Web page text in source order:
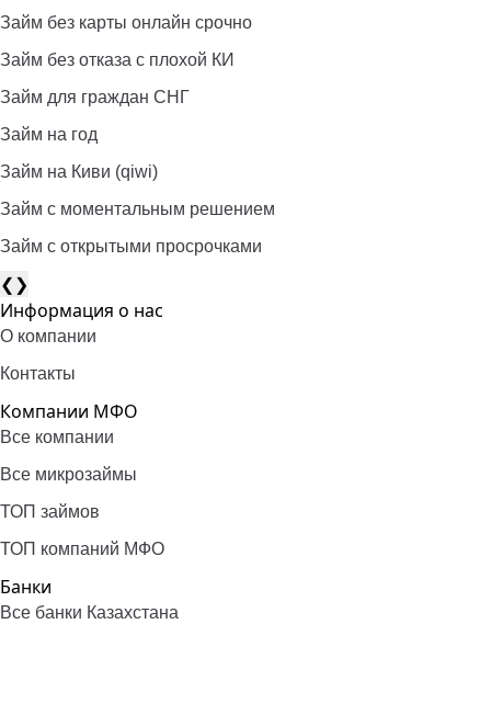
Займ без карты онлайн срочно
Займ без отказа с плохой КИ
Займ для граждан СНГ
Займ на год
Займ на Киви (qiwi)
Займ c моментальным решением
Займ с открытыми просрочками
❮❯
Информация о нас
О компании
Контакты
Компании МФО
Все компании
Все микрозаймы
ТОП займов
ТОП компаний МФО
Банки
Все банки Казахстана